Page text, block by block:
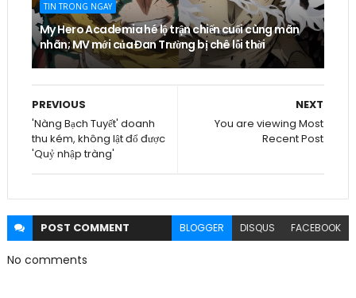
TIN TRONG NGAY
My Hero Academia hé lộ trận chiến cuối cùng mãn
nhãn; MV mới của Đan Trường bị chê lỗi thời
NEXT
You are viewing Most
Recent Post
PREVIOUS
'Nàng Bạch Tuyết' doanh
thu kém, không lật đổ được
'Quỷ nhập tràng'
POST COMMENT BLOGGER DISQUS FACEBOOK
No comments